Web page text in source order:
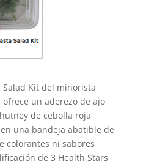
Salad Kit del minorista
un aderezo de ajo
de cebolla roja
una bandeja abatible de
colorantes ni sabores
de 3 Health Stars